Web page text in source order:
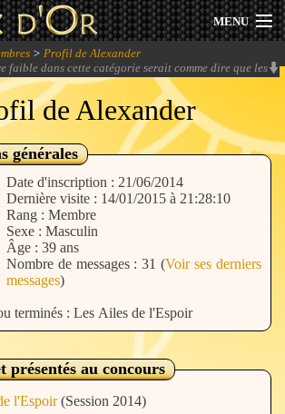
MENU
> Profil de Alexander
faible dans cette catégorie serait comme dire que les
qu'on peut mal servir la soupe avec.
de Alexander
générales
Date d'inscription : 21/06/2014
Dernière visite : 14/01/2015 à 21:28:10
Rang : Membre
Sexe : Masculin
Âge : 39 ans
Nombre de messages : 31 (Voir ses derniers
messages)
terminés : Les Ailes de l'Espoir
présentés au concours
l'Espoir(Session 2014)